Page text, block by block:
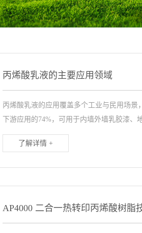
丙烯酸乳液的主要应用领域
丙烯酸乳液的应用覆盖多个工业与民用场
下游应用的74%，可用于内墙外墙乳胶漆、
了解详情 +
AP4000 二合一热转印丙烯酸树脂